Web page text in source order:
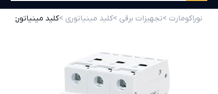
نوراکومارت >تجهیزات برقی >کلید مینیاتوری >کلید مینیاتوری 4 آمپر سه پل B4 شیل ایران